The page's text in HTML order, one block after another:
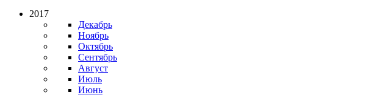
2017
Декабрь
Ноябрь
Октябрь
Сентябрь
Август
Июль
Июнь